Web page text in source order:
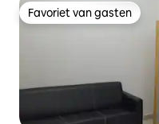
Favoriet van gasten
Favoriet van gasten